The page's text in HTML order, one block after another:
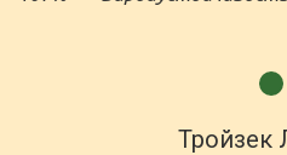
Тройзек